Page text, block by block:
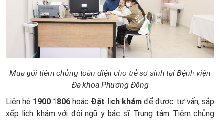
Mua gói tiêm chủng toàn diện cho trẻ sơ sinh tại Bệnh viện
Đa khoa Phương Đông
Liên hệ 1900 1806hoặc Đặt lịch khámđể được tư vấn, sắp
xếp lịch khám với đội ngũ y bác sĩ Trung tâm Tiêm chủng